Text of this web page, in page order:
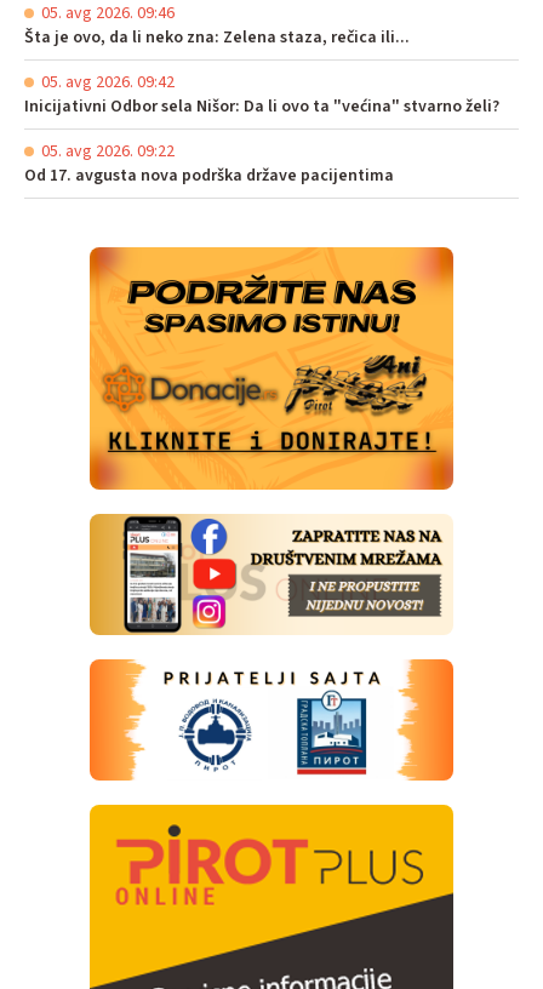
05. avg 2026. 09:46
Šta je ovo, da li neko zna: Zelena staza, rečica ili...
05. avg 2026. 09:42
Inicijativni Odbor sela Nišor: Da li ovo ta "većina" stvarno želi?
05. avg 2026. 09:22
Od 17. avgusta nova podrška države pacijentima